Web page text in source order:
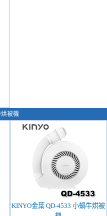
被機
KINYO金葉 QD-4533 小蝸牛烘被